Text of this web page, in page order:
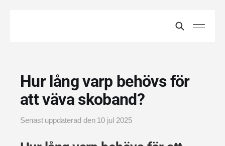
Hur lång varp behövs för
att väva skoband?
Senast uppdaterad den 10 jul 2025